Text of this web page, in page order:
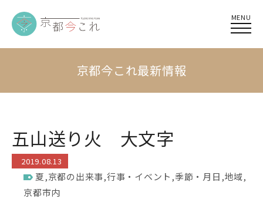
MENU
京都今これ最新情報
五山送り火 大文字
2019.08.13
夏,京都の出来事,行事・イベント ,季節・月日 ,地域,
京都市内